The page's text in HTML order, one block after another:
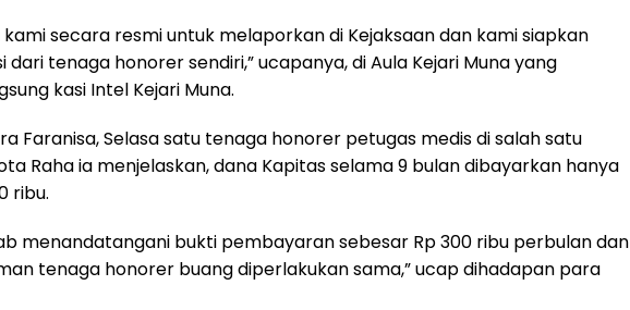
kami secara resmi untuk melaporkan di Kejaksaan dan kami siapkan
dari tenaga honorer sendiri,” ucapanya, di Aula Kejari Muna yang
kasi Intel Kejari Muna.
Faranisa, Selasa satu tenaga honorer petugas medis di salah satu
Raha ia menjelaskan, dana Kapitas selama 9 bulan dibayarkan hanya
ribu.
menandatangani bukti pembayaran sebesar Rp 300 ribu perbulan dan
tenaga honorer buang diperlakukan sama,” ucap dihadapan para